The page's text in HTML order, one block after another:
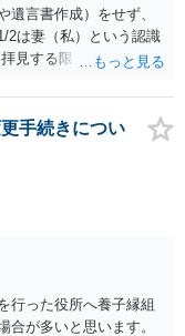
言書作成）をせず、
2は妻（私）という認識
見する限りでは、その
宅の評価額の１/２の代
手続きについ
行った役所へ養子縁組
合が多いと思います。